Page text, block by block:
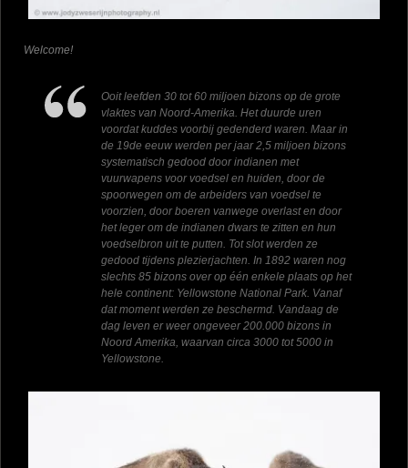
Welcome!
Ooit leefden 30 tot 60 miljoen bizons op de grote
vlaktes van Noord-Amerika. Het duurde uren
voordat kuddes voorbij gedenderd waren. Maar in
de 19de eeuw werden per jaar 2,5 miljoen bizons
systematisch gedood door indianen met
vuurwapens voor voedsel en huiden, door de
spoorwegen om de arbeiders van voedsel te
voorzien, door boeren vanwege overlast en door
het leger om de indianen dwars te zitten en hun
voedselbron uit te putten. Tot slot werden ze
gedood tijdens plezierjachten. In 1892 waren nog
slechts 85 bizons over op één enkele plaats op het
hele continent: Yellowstone National Park. Vanaf
dat moment werden ze beschermd. Vandaag de
dag leven er weer ongeveer 200.000 bizons in
Noord Amerika, waarvan circa 3000 tot 5000 in
Yellowstone.